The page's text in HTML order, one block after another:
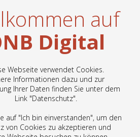
auf
Digital
Webseite verwendet Cookies.
Informationen dazu und zur
Ihrer Daten finden Sie unter dem
Link "Datenschutz".
auf "Ich bin einverstanden", um den
von Cookies zu akzeptieren und
Portal finden Sie die digitalen
Bestände der Österreichischen
Grafiken und vieles mehr.
Zur Vorschau